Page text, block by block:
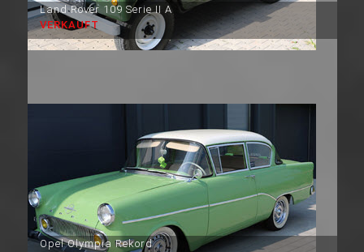
Land Rover 109 Serie II A
VERKAUFT
Opel Olympia Rekord